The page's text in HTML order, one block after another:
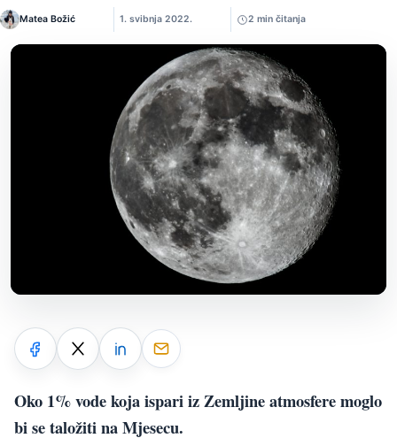
Matea Božić 1. svibnja 2022. 2 min čitanja
Oko 1% vode koja ispari iz Zemljine atmosfere moglo
bi se taložiti na Mjesecu.